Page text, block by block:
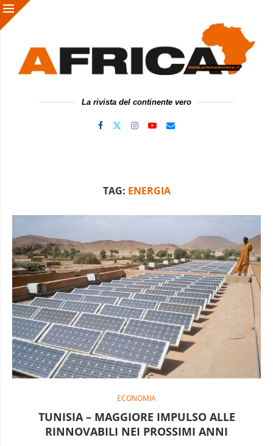
La rivista del continente vero
TAG: ENERGIA
ECONOMIA
TUNISIA – MAGGIORE IMPULSO ALLE
RINNOVABILI NEI PROSSIMI ANNI